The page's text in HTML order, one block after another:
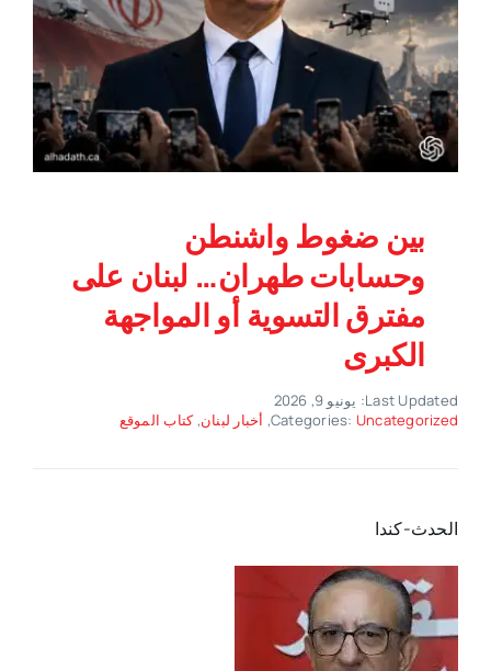
بين ضغوط واشنطن
وحسابات طهران… لبنان على
مفترق التسوية أو المواجهة
الكبرى
Last Updated: يونيو 9, 2026
Categories: Uncategorized
, أخبار لبنان,كتاب الموقع
الحدث-كندا